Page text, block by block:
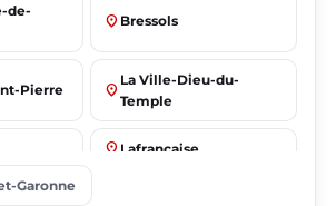
de-
place Bressols
Pierre place
La Ville-Dieu-du-
Temple
place Lafrançaise
de-la-
Garonne